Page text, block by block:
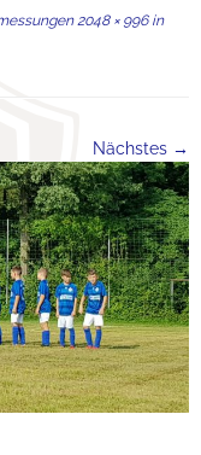
2048 × 996in
Nächstes →